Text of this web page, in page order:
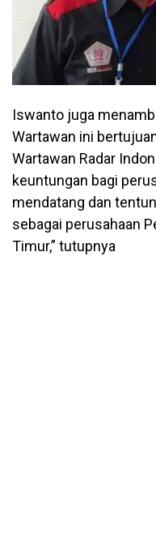
Iswanto juga
Wartawan ini
Wartawan Radar
keuntungan bagi
mendatang dan
sebagai perusahaan
Timur,” tutupnya